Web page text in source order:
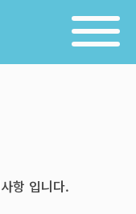
항 입니다.